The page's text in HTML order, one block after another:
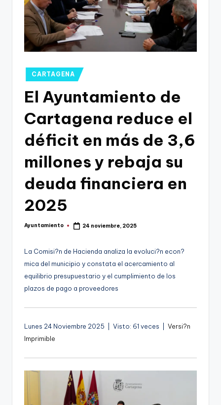
Cartagena,
Publicado
en
CARTAGENA
El Ayuntamiento de
Cartagena reduce el
déficit en más de 3,6
millones y rebaja su
deuda financiera en
2025
Publicado
Ayuntamiento 24 noviembre, 2025
La Comisi?n de Hacienda analiza la evoluci?n econ?
mica del municipio y constata el acercamiento al
equilibrio presupuestario y el cumplimiento de los
plazos de pago a proveedores
Lunes 24 Noviembre 2025 | Visto: 61 veces | Versi?n
Imprimible